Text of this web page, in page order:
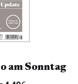
am Sonntag